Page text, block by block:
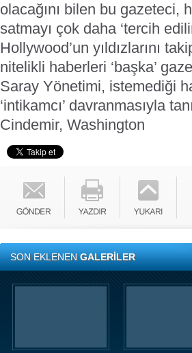
olacağını bilen bu
satmayı çok daha ‘tercih
Hollywood’un yıldızlarını
nitelikli haberleri ‘başka’
Saray Yönetimi, istemediği
‘intikamcı’ davranmasıyla
Cindemir, Washington
SON EKLENENGALERİLER